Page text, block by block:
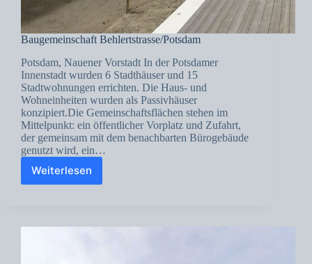
Baugemeinschaft Behlertstrasse/Potsdam
Potsdam, Nauener Vorstadt In der Potsdamer
Innenstadt wurden 6 Stadthäuser und 15
Stadtwohnungen errichten. Die Haus- und
Wohneinheiten wurden als Passivhäuser
konzipiert.Die Gemeinschaftsflächen stehen im
Mittelpunkt: ein öffentlicher Vorplatz und Zufahrt,
der gemeinsam mit dem benachbarten Bürogebäude
genutzt wird, ein…
WeiterlesenBaugemeinschaft